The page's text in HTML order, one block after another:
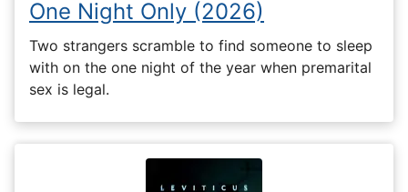
One Night Only (2026)
Two strangers scramble to find someone to sleep
with on the one night of the year when premarital
sex is legal.